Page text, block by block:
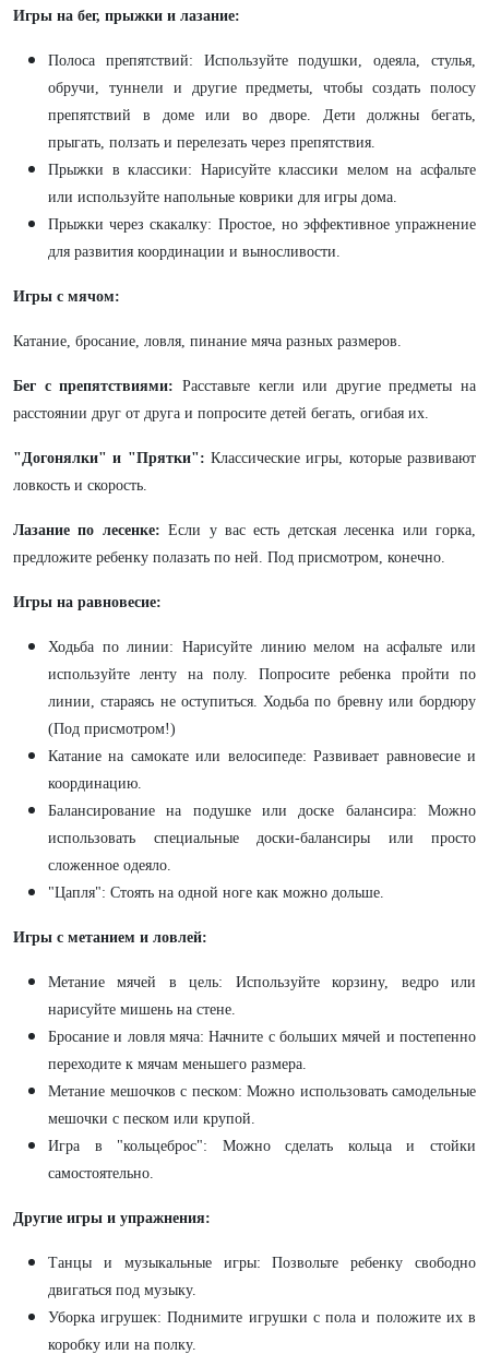
Игры на бег, прыжки и лазание:
Полоса препятствий: Используйте подушки, одеяла, стулья,
обручи, туннели и другие предметы, чтобы создать полосу
препятствий в доме или во дворе. Дети должны бегать,
прыгать, ползать и перелезать через препятствия.
Прыжки в классики: Нарисуйте классики мелом на асфальте
или используйте напольные коврики для игры дома.
Прыжки через скакалку: Простое, но эффективное упражнение
для развития координации и выносливости.
Игры с мячом:
Катание, бросание, ловля, пинание мяча разных размеров.
Бег с препятствиями: Расставьте кегли или другие предметы на
расстоянии друг от друга и попросите детей бегать, огибая их.
"Догонялки" и "Прятки": Классические игры, которые развивают
ловкость и скорость.
Лазание по лесенке: Если у вас есть детская лесенка или горка,
предложите ребенку полазать по ней. Под присмотром, конечно.
Игры на равновесие:
Ходьба по линии: Нарисуйте линию мелом на асфальте или
используйте ленту на полу. Попросите ребенка пройти по
линии, стараясь не оступиться. Ходьба по бревну или бордюру
(Под присмотром!)
Катание на самокате или велосипеде: Развивает равновесие и
координацию.
Балансирование на подушке или доске балансира: Можно
использовать специальные доски-балансиры или просто
сложенное одеяло.
"Цапля": Стоять на одной ноге как можно дольше.
Игры с метанием и ловлей:
Метание мячей в цель: Используйте корзину, ведро или
нарисуйте мишень на стене.
Бросание и ловля мяча: Начните с больших мячей и постепенно
переходите к мячам меньшего размера.
Метание мешочков с песком: Можно использовать самодельные
мешочки с песком или крупой.
Игра в "кольцеброс": Можно сделать кольца и стойки
самостоятельно.
Другие игры и упражнения:
Танцы и музыкальные игры: Позвольте ребенку свободно
двигаться под музыку.
Уборка игрушек: Поднимите игрушки с пола и положите их в
коробку или на полку.